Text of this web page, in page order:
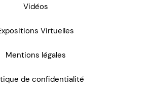
Vidéos
Virtuelles
Mentions légales
de confidentialité